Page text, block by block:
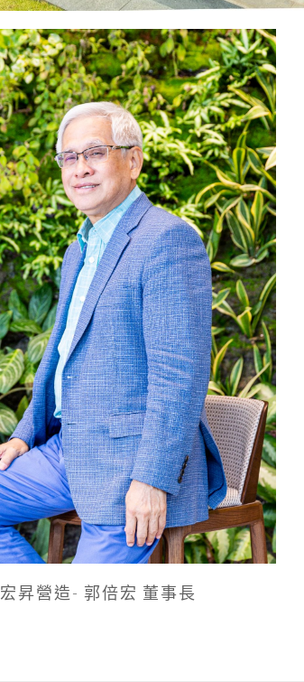
宏昇營造- 郭倍宏 董事長